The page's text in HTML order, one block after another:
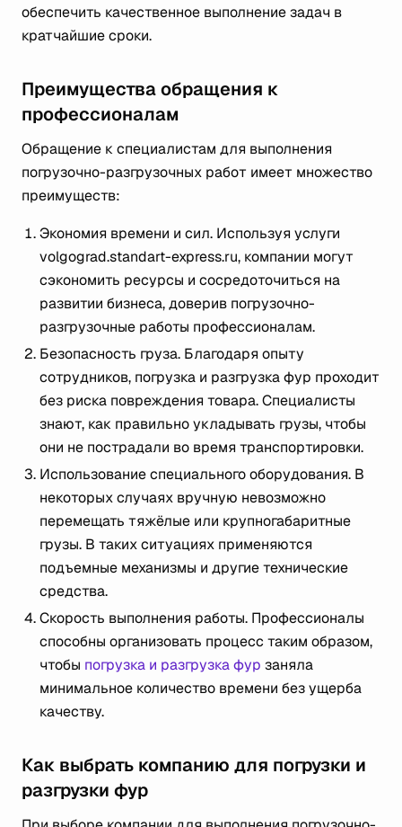
обеспечить качественное выполнение задач в
кратчайшие сроки.
Преимущества обращения к
профессионалам
Обращение к специалистам для выполнения
погрузочно-разгрузочных работ имеет множество
преимуществ:
Экономия времени и сил. Используя услуги
volgograd.standart-express.ru, компании могут
сэкономить ресурсы и сосредоточиться на
развитии бизнеса, доверив погрузочно-
разгрузочные работы профессионалам.
Безопасность груза. Благодаря опыту
сотрудников, погрузка и разгрузка фур проходит
без риска повреждения товара. Специалисты
знают, как правильно укладывать грузы, чтобы
они не пострадали во время транспортировки.
Использование специального оборудования. В
некоторых случаях вручную невозможно
перемещать тяжёлые или крупногабаритные
грузы. В таких ситуациях применяются
подъемные механизмы и другие технические
средства.
Скорость выполнения работы. Профессионалы
способны организовать процесс таким образом,
чтобы погрузка и разгрузка фур заняла
минимальное количество времени без ущерба
качеству.
Как выбрать компанию для погрузки и
разгрузки фур